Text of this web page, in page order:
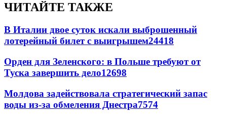
ЧИТАЙТЕ ТАКЖЕ
В Италии двое суток искали выброшенный
лотерейный билет с выигрышем24418
Орден для Зеленского: в Польше требуют от
Туска завершить дело12698
Молдова задействовала стратегический запас
воды из-за обмеления Днестра7574